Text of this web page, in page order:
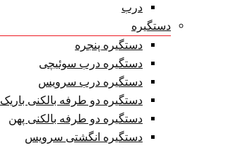
درب
دستگیره
دستگیره پنجره
دستگیره درب سوئیچی
دستگیره درب سرویس
دستگیره دو طرفه بالکنی باریک
دستگیره دو طرفه بالکنی پهن
دستگیره انگشتی سرویس